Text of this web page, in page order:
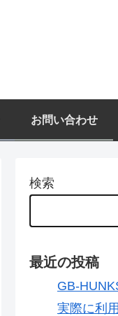
お問い合わせ
検索
最近の投稿
GB-
実際に利